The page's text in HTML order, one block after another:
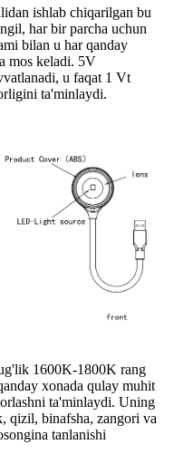
ishlab chiqarilgan bu
har bir parcha uchun
bilan u har qanday
mos keladi. 5V
u faqat 1 Vt
ta'minlaydi.
1600K-1800K rang
xonada qulay muhit
ta'minlaydi. Uning
qizil, binafsha, zangori va
tanlanishi